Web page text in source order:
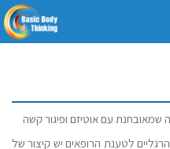
לפני כשנה המליצו לנו לעשות ניתוח ב 2 הרגליים לטענת הרופאים יש קיצור של